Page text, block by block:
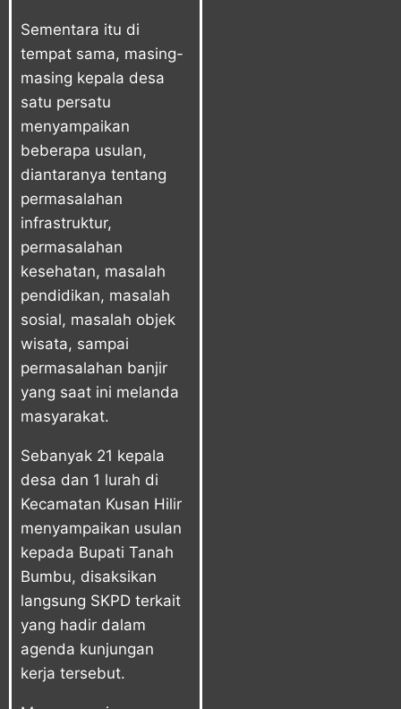
Sementara itu di
tempat sama, masing-
masing kepala desa
satu persatu
menyampaikan
beberapa usulan,
diantaranya tentang
permasalahan
infrastruktur,
permasalahan
kesehatan, masalah
pendidikan, masalah
sosial, masalah objek
wisata, sampai
permasalahan banjir
yang saat ini melanda
masyarakat.
Sebanyak 21 kepala
desa dan 1 lurah di
Kecamatan Kusan Hilir
menyampaikan usulan
kepada Bupati Tanah
Bumbu, disaksikan
langsung SKPD terkait
yang hadir dalam
agenda kunjungan
kerja tersebut.